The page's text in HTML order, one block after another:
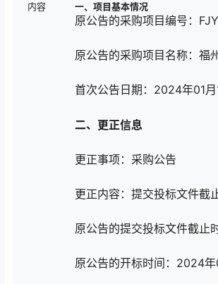
内容 一、项目基本情况
原公告的采购项目编号：
原公告的采购项目名称：福
首次公告日期：2024年01月
二、更正信息
更正事项：采购公告
更正内容：提交投标文件截
原公告的提交投标文件截
原公告的开标时间：2024